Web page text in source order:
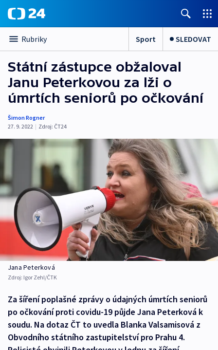
Rubriky Sport SLEDOVAT
Státní zástupce obžaloval
Janu Peterkovou za lži o
úmrtích seniorů po očkování
Šimon Rogner
27. 9. 2022 | Zdroj: ČT24
Jana Peterková
Zdroj: Igor Zehl/ČTK
Za šíření poplašné zprávy o údajných úmrtích seniorů
po očkování proti covidu-19 půjde Jana Peterková k
soudu. Na dotaz ČT to uvedla Blanka Valsamisová z
Obvodního státního zastupitelství pro Prahu 4.